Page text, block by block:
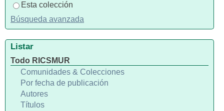
Esta colección
Búsqueda avanzada
Listar
Todo RICSMUR
Comunidades & Colecciones
Por fecha de publicación
Autores
Títulos